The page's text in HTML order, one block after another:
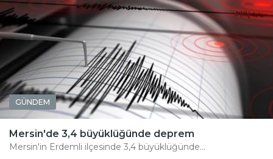
GÜNDEM
Mersin'de 3,4 büyüklüğünde deprem
Mersin'in Erdemli ilçesinde 3,4 büyüklüğünde...